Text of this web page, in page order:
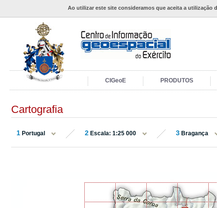
Ao utilizar este site consideramos que aceita a utilização
CIGeoE PRODUTOS
Cartografia
1 Portugal 2 Escala: 1:25 000 3 Bragança